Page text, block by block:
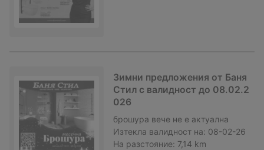
Зимни предложения от Баня
Стил с валидност до 08.02.2
026
брошура вече не е актуална
Изтекла валидност на: 08-02-26
На разстояние: 7,14 km